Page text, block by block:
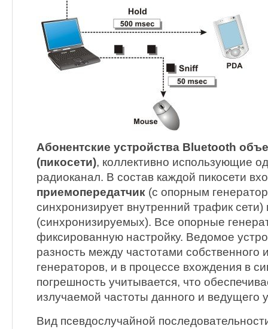
Абонентские устройства Bluetooth
(пикосети), коллективно использующие
радиоканал. В состав каждой пикосети
приемопередатчик (с опорным
синхронизирует внутренний трафик
(синхронизируемых). Все опорные
фиксированную настройку. Ведомое
разность между частотами собственного
генераторов, и в процессе вхождения в
погрешность учитывается, что
излучаемой частоты данного и ведущего
Вид псевдослучайной